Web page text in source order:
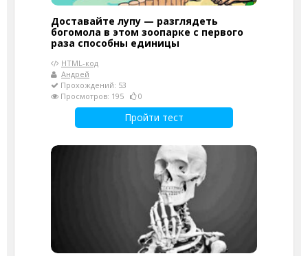
Доставайте лупу — разглядеть
богомола в этом зоопарке с первого
раза способны единицы
HTML-код
Андрей
Прохождений: 53
Просмотров: 195
0
Пройти тест